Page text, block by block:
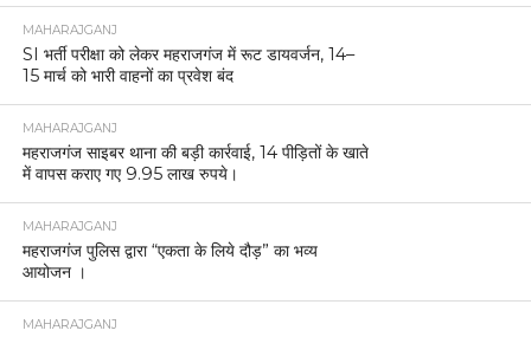
MAHARAJGANJ
SI भर्ती परीक्षा को लेकर महराजगंज में रूट डायवर्जन, 14–
15 मार्च को भारी वाहनों का प्रवेश बंद
MAHARAJGANJ
महराजगंज साइबर थाना की बड़ी कार्रवाई, 14 पीड़ितों के खाते
में वापस कराए गए 9.95 लाख रुपये।
MAHARAJGANJ
महराजगंज पुलिस द्वारा “एकता के लिये दौड़” का भव्य
आयोजन ।
MAHARAJGANJ